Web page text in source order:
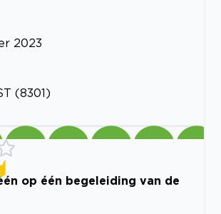
2023
(8301)
op één begeleiding van de